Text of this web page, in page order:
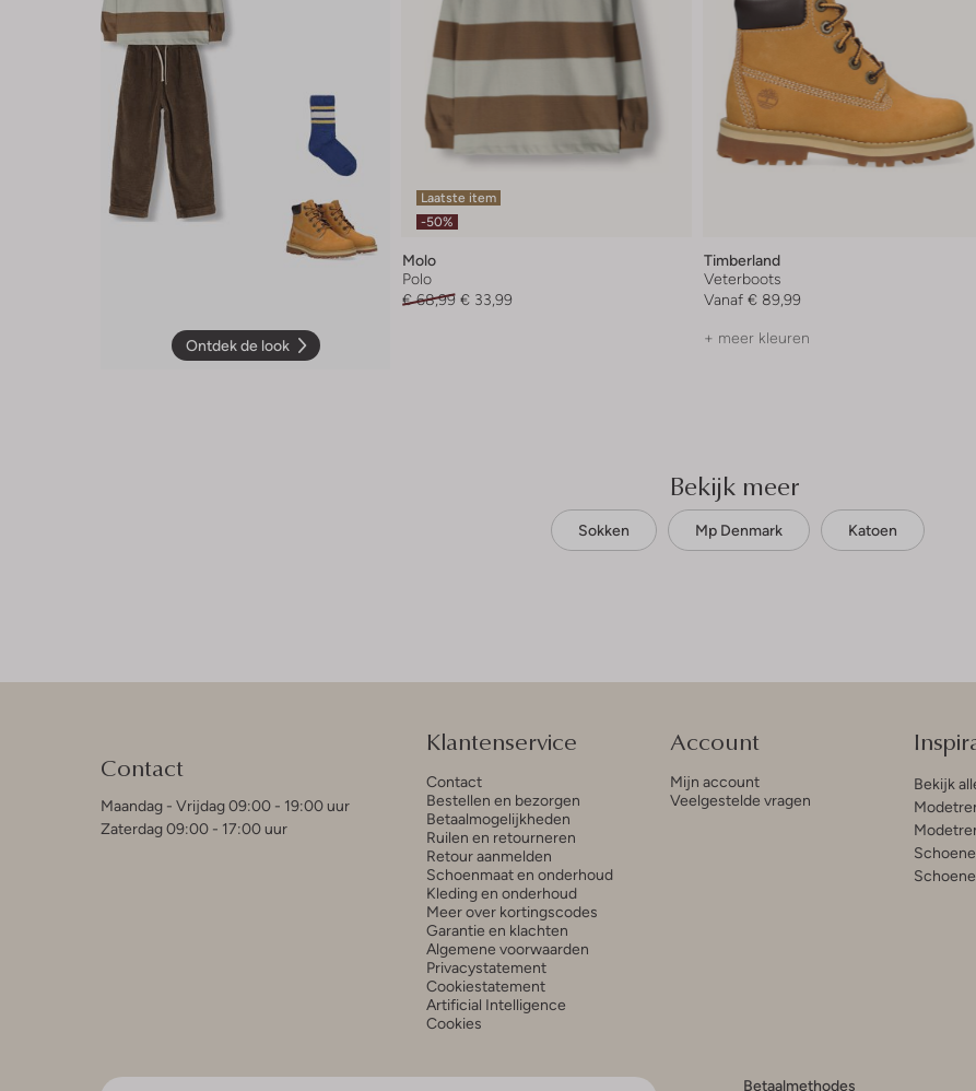
Ontdek de look
Laatste item
-50%
Molo
Polo
€ 68,99 € 33,99
Timberland
Veterboots
Vanaf € 89,99
+ meer kleuren
Bekijk meer
Sokken Mp Denmark Katoen
Contact
Maandag - Vrijdag 09:00 - 19:00 uur
Zaterdag 09:00 - 17:00 uur
Klantenservice
Contact
Bestellen en bezorgen
Betaalmogelijkheden
Ruilen en retourneren
Retour aanmelden
Schoenmaat en onderhoud
Kleding en onderhoud
Meer over kortingscodes
Garantie en klachten
Algemene voorwaarden
Privacystatement
Cookiestatement
Artificial Intelligence
Cookies
Account
Mijn account
Veelgestelde vragen
Bekijk
Betaalmethodes